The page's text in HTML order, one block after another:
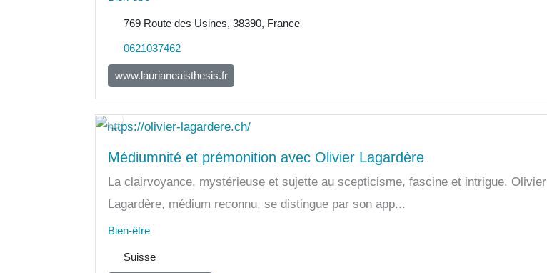
769 Route des Usines, 38390, France
0621037462
www.laurianeaisthesis.fr
Médiumnité et prémonition avec Olivier Lagardère
La clairvoyance, mystérieuse et sujette au scepticisme, fascine et intrigue. Olivier
Lagardère, médium reconnu, se distingue par son app...
Bien-être
Suisse